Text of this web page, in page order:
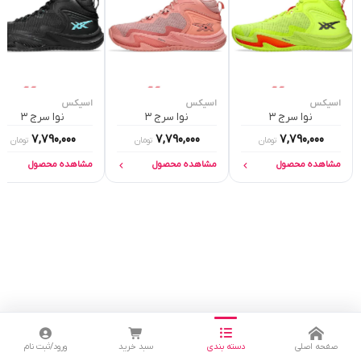
اسیکس
نوا سرج ۳
7,790,000 تومان
مشاهده محصول
اسیکس
نوا سرج ۳
7,790,000 تومان
مشاهده محصول
اسیکس
نوا سرج ۳
7,790,000 تومان
مشاهده محصول
صفحه اصلی دسته بندی سبد خرید ورود/ثبت نام